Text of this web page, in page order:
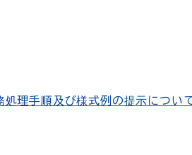
処理手順及び様式例の提示につい